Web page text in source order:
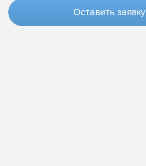
Оставить заявку